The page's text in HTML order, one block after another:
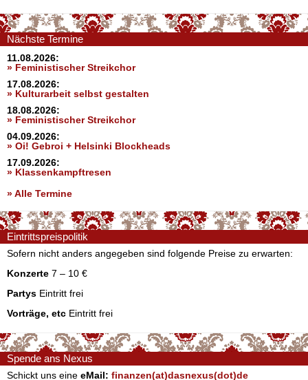
Nächste Termine
11.08.2026:
» Feministischer Streikchor
17.08.2026:
» Kulturarbeit selbst gestalten
18.08.2026:
» Feministischer Streikchor
04.09.2026:
» Oi! Gebroi + Helsinki Blockheads
17.09.2026:
» Klassenkampftresen
» Alle Termine
Eintrittspreispolitik
Sofern nicht anders angegeben sind folgende Preise zu erwarten:
Konzerte 7 – 10 €
Partys Eintritt frei
Vorträge, etc Eintritt frei
Spende ans Nexus
Schickt uns eine eMail: finanzen(at)dasnexus(dot)de